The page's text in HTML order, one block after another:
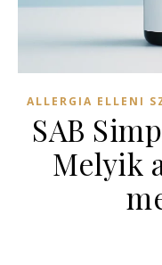
ALLERGIA ELLENI
SAB
Melyik